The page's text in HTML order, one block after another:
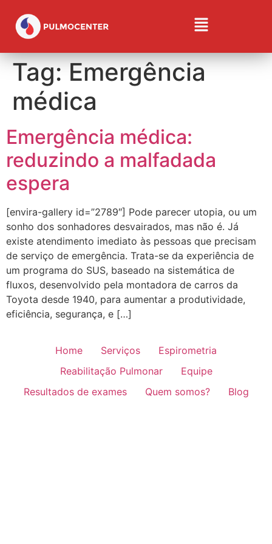
Tag:Emergência
médica
Emergência médica:
reduzindo a malfadada
espera
[envira-gallery id=”2789″] Pode parecer utopia, ou um
sonho dos sonhadores desvairados, mas não é. Já
existe atendimento imediato às pessoas que precisam
de serviço de emergência. Trata-se da experiência de
um programa do SUS, baseado na sistemática de
fluxos, desenvolvido pela montadora de carros da
Toyota desde 1940, para aumentar a produtividade,
eficiência, segurança, e […]
Home Serviços
Espirometria
Reabilitação Pulmonar
Equipe
Resultados de exames
Quem somos? Blog